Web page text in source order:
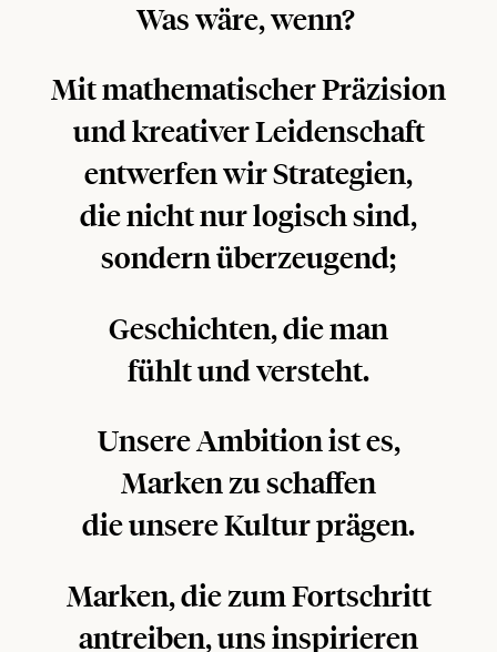
Was wäre, wenn?
Mit mathematischer Präzision
und kreativer Leidenschaft
entwerfen wir Strategien,
die nicht nur logisch sind,
sondern überzeugend;
Geschichten, die man
fühlt und versteht.
Unsere Ambition ist es,
Marken zu schaffen
die unsere Kultur prägen.
Marken, die zum Fortschritt
antreiben, uns inspirieren